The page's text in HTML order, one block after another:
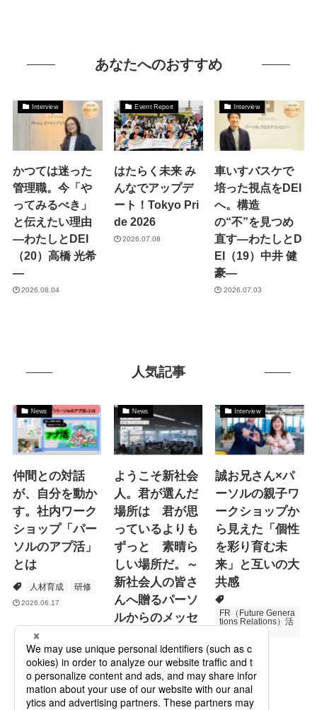
あなたへのおすすめ
Interview
かつては迷った
管理職。今「や
ってみるべき」
と伝えたい理由
―わたしとDEI
（20）高橋 光希
―
2026.08.04
Event Report
はたらく未来 み
んなでアップデ
ート！Tokyo Pri
de 2026
2026.07.08
Interview
車いすバスケで
培った視点をDEI
へ。構造
の“不”を見つめ
直す―わたしとD
EI（19）中井 健
豪―
2026.07.03
人気記事
News
仲間との対話
が、自分を動か
す。社内ワーク
ショップ「パー
ソルのアプ活」
とは
人材育成 研修
2026.06.17
News
ようこそ新社会
人。君が選んだ
場所は 君が思
っているよりも
ずっと 素晴ら
しい場所だ。～
新社会人の皆さ
んへ贈るパーソ
ルからのメッセ
Specialized Servic
es
プロモーション
Interview
誠お兄さん×パ
ーソルの親子ワ
ークショップか
ら見えた「個性
を彩り育む未
来」と互いの大
共感
FR（Future Genera
tions Relations）活
次世代育成
2026.06.16